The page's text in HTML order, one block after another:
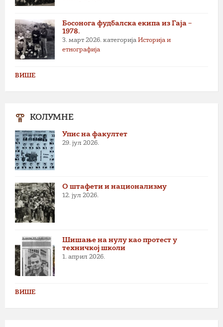
Босонога фудбалска екипа из Гаја –
1978.
3. март 2026. категорија Историја и
етнографија
ВИШЕ
КОЛУМНЕ
Упис на факултет
29. јул 2026.
О штафети и национализму
12. јул 2026.
Шишање на нулу као протест у
техничкој школи
1. април 2026.
ВИШЕ